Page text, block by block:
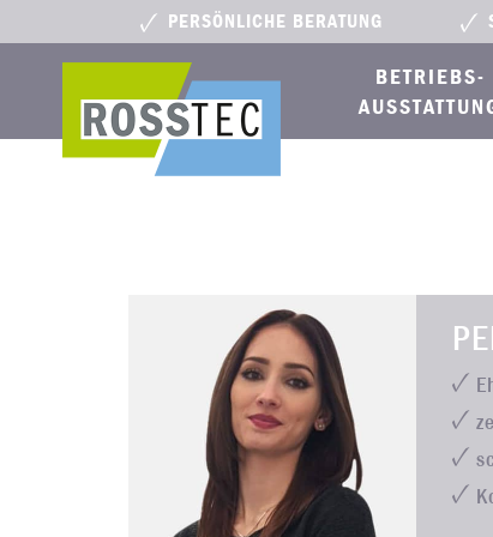
PERSÖNLICHE BERATUNG
BETRIEBS­